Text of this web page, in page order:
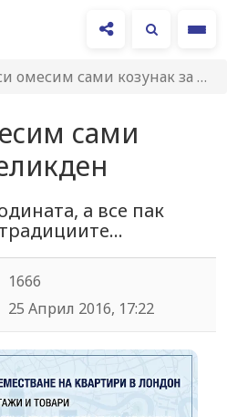
сами козунак за Великден
сами
а все пак
1666
25 Април 2016, 17:22